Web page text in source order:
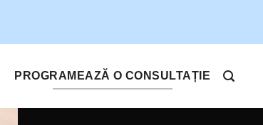
PROGRAMEAZĂ O CONSULTAȚIE